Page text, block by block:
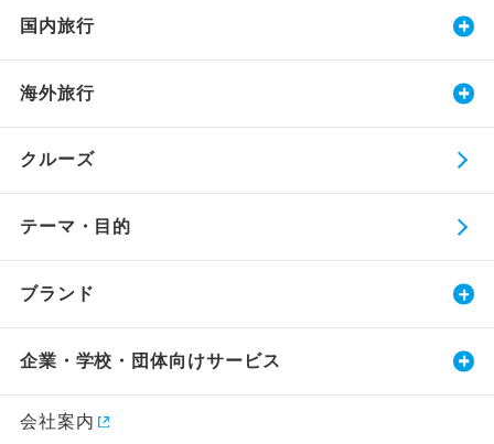
国内旅行
海外旅行
クルーズ
テーマ・目的
ブランド
企業・学校・団体向けサービス
会社案内